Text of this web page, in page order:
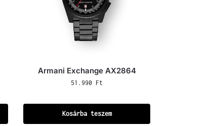
Armani Exchange AX2864
51.990 Ft
Kosárba teszem